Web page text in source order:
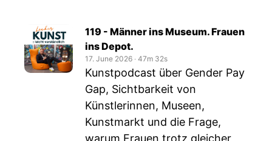
119 - Männer ins Museum. Frauen
ins Depot.
17. June 2026 ‧ 47m 32s
Kunstpodcast über Gender Pay
Gap, Sichtbarkeit von
Künstlerinnen, Museen,
Kunstmarkt und die Frage,
warum Frauen trotz gleicher